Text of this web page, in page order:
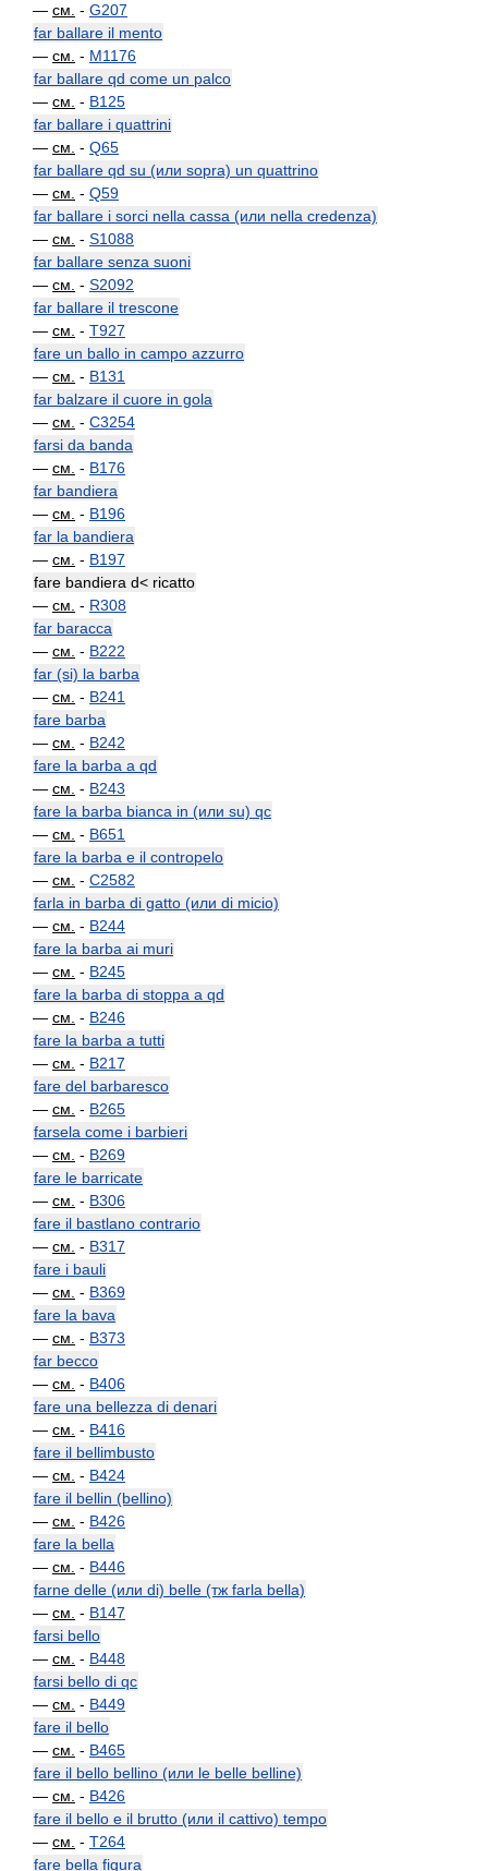
— см. - G207
far ballare il mento
— см. - M1176
far ballare qd come un palco
— см. - B125
far ballare i quattrini
— см. - Q65
far ballare qd su (или sopra) un quattrino
— см. - Q59
far ballare i sorci nella cassa (или nella credenza)
— см. - S1088
far ballare senza suoni
— см. - S2092
far ballare il trescone
— см. - T927
fare un ballo in campo azzurro
— см. - B131
far balzare il cuore in gola
— см. - C3254
farsi da banda
— см. - B176
far bandiera
— см. - B196
far la bandiera
— см. - B197
fare bandiera d< ricatto
— см. - R308
far baracca
— см. - B222
far (si) la barba
— см. - B241
fare barba
— см. - B242
fare la barba a qd
— см. - B243
fare la barba bianca in (или su) qc
— см. - B651
fare la barba e il contropelo
— см. - C2582
farla in barba di gatto (или di micio)
— см. - B244
fare la barba ai muri
— см. - B245
fare la barba di stoppa a qd
— см. - B246
fare la barba a tutti
— см. - B217
fare del barbaresco
— см. - B265
farsela come i barbieri
— см. - B269
fare le barricate
— см. - B306
fare il bastlano contrario
— см. - B317
fare i bauli
— см. - B369
fare la bava
— см. - B373
far becco
— см. - B406
fare una bellezza di denari
— см. - B416
fare il bellimbusto
— см. - B424
fare il bellin (bellino)
— см. - B426
fare la bella
— см. - B446
farne delle (или di) belle (тж farla bella)
— см. - B147
farsi bello
— см. - B448
farsi bello di qc
— см. - B449
fare il bello
— см. - B465
fare il bello bellino (или le belle belline)
— см. - B426
fare il bello e il brutto (или il cattivo) tempo
— см. - T264
fare bella figura